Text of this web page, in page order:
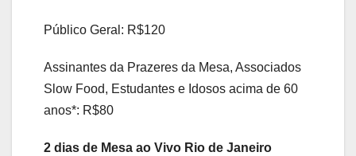
Público Geral: R$120
Assinantes da Prazeres da Mesa, Associados
Slow Food, Estudantes e Idosos acima de 60
anos*: R$80
2 dias de Mesa ao Vivo Rio de Janeiro